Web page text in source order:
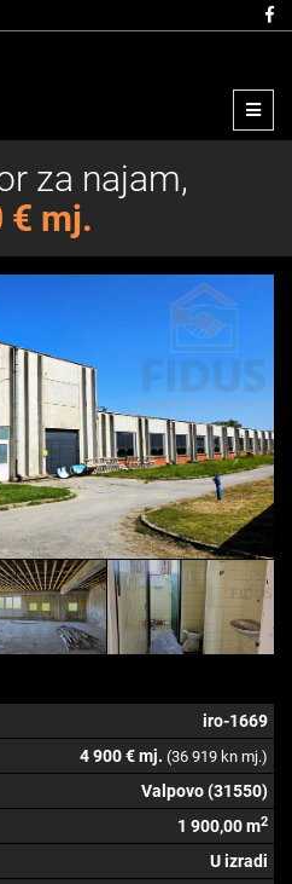
Menu
za najam,
€ mj.
iro-1669
4 900 € mj. (36 919 kn mj.)
Valpovo (31550)
1 900,00 m2
U izradi